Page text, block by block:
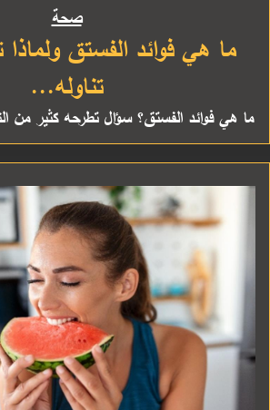
صحة
ما هي فوائد الفستق
تناوله...
ما هي فوائد الفستق؟ سؤال تطرحه كثير من